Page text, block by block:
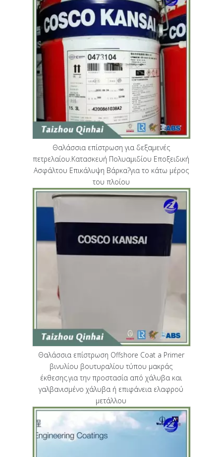
Θαλάσσια επίστρωση για δεξαμενές
πετρελαίου.Κατασκευή Πολυαμιδίου Εποξειδική
Ασφάλτου Επικάλυψη Βάρκα?για το κάτω μέρος
του πλοίου
Θαλάσσια επίστρωση Offshore Coat a Primer
βινυλίου βουτυραλίου τύπου μακράς
έκθεσης.για την προστασία από χάλυβα και
γαλβανισμένο χάλυβα ή επιφάνεια ελαφρού
μετάλλου